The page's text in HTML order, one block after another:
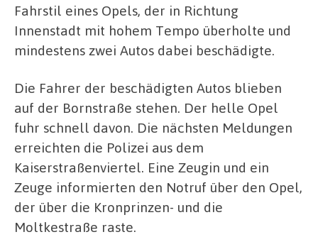
Fahrstil eines Opels, der in Richtung
Innenstadt mit hohem Tempo überholte und
mindestens zwei Autos dabei beschädigte.
Die Fahrer der beschädigten Autos blieben
auf der Bornstraße stehen. Der helle Opel
fuhr schnell davon. Die nächsten Meldungen
erreichten die Polizei aus dem
Kaiserstraßenviertel. Eine Zeugin und ein
Zeuge informierten den Notruf über den Opel,
der über die Kronprinzen- und die
Moltkestraße raste.